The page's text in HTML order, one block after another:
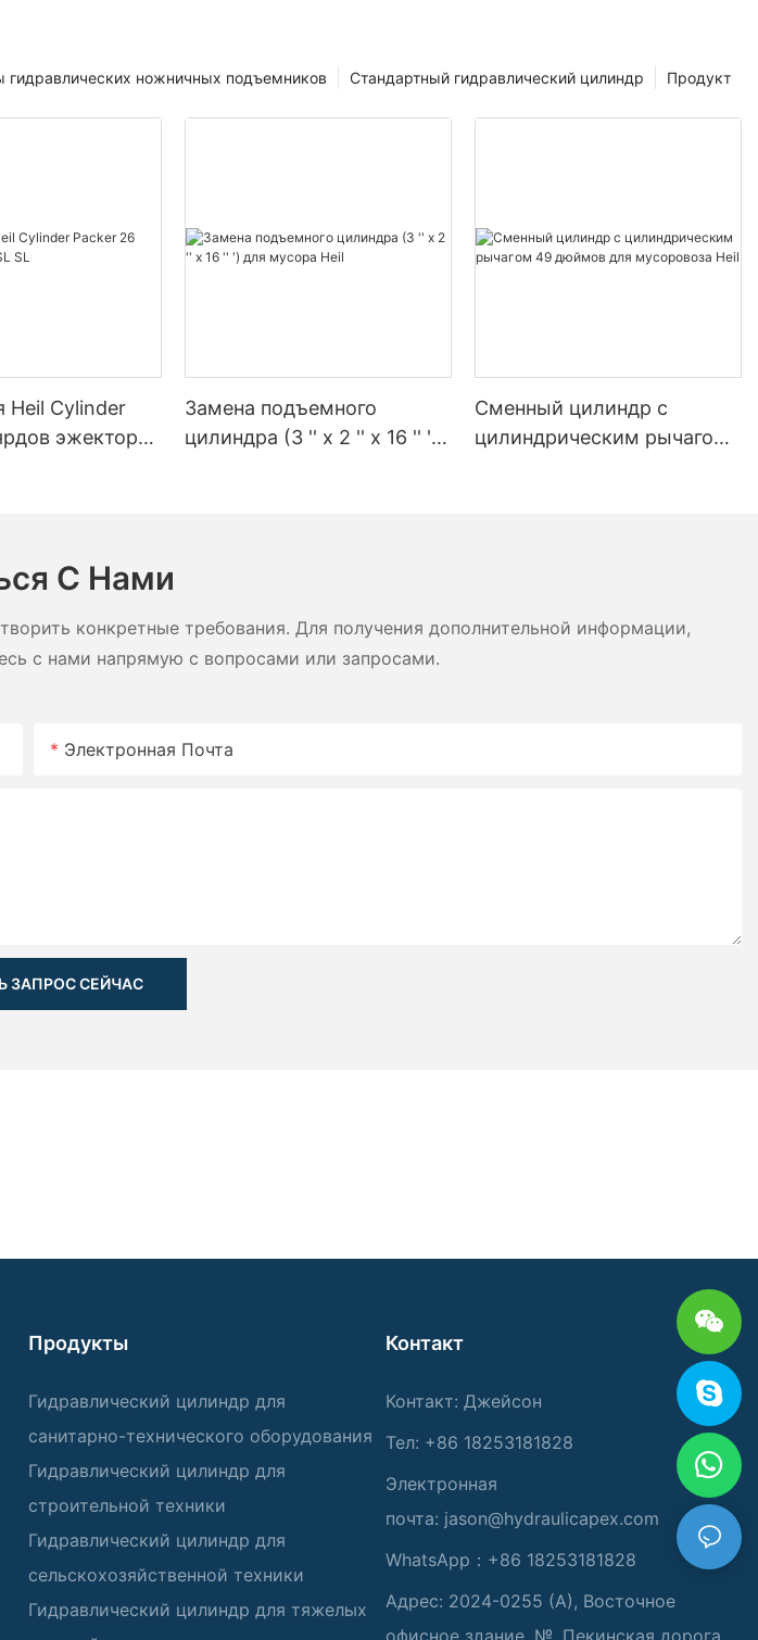
Продукт
Стандартный гидравлический цилиндр
гидравлических ножничных подъемников
Heil Cylinder
эжектор
Замена подъемного
цилиндра (3 '' x 2 '' x 16 '' ')
Сменный цилиндр с
цилиндрическим рычагом
С Нами
конкретные требования. Для получения дополнительной информации,
с нами напрямую с вопросами или запросами.
Электронная Почта
ЗАПРОС СЕЙЧАС
Продукты
Гидравлический цилиндр для
санитарно-технического оборудования
Гидравлический цилиндр для
строительной техники
Гидравлический цилиндр для
сельскохозяйственной техники
Гидравлический цилиндр для тяжелых
Контакт
Контакт: Джейсон
Тел: +86 18253181828
Электронная
почта: jason@hydraulicapex.com
WhatsApp：+86 18253181828
Адрес: 2024-0255 (А), Восточное
офисное здание, №. Пекинская дорога,